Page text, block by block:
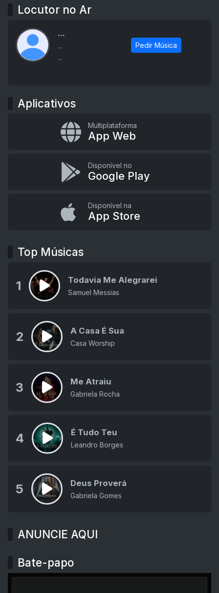
Locutor no Ar
...
...
...
Pedir Música
Aplicativos
Multiplataforma
App Web
Disponível no
Google Play
Disponível na
App Store
Top Músicas
1 Todavia Me Alegrarei
Samuel Messias
2 A Casa É Sua
Casa Worship
3 Me Atraiu
Gabriela Rocha
4 É Tudo Teu
Leandro Borges
5 Deus Proverá
Gabriela Gomes
ANUNCIE AQUI
Bate-papo